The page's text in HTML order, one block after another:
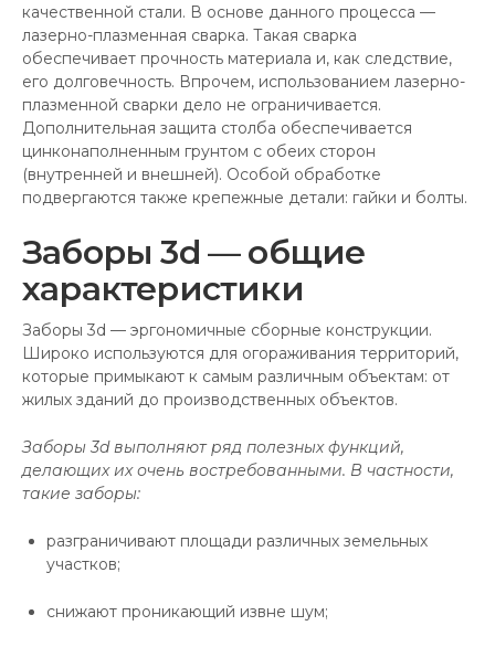
качественной стали. В основе данного процесса —
лазерно-плазменная сварка. Такая сварка
обеспечивает прочность материала и, как следствие,
его долговечность. Впрочем, использованием лазерно-
плазменной сварки дело не ограничивается.
Дополнительная защита столба обеспечивается
цинконаполненным грунтом с обеих сторон
(внутренней и внешней). Особой обработке
подвергаются также крепежные детали: гайки и болты.
Заборы 3d — общие
характеристики
Заборы 3d — эргономичные сборные конструкции.
Широко используются для огораживания территорий,
которые примыкают к самым различным объектам: от
жилых зданий до производственных объектов.
Заборы 3d выполняют ряд полезных функций,
делающих их очень востребованными. В частности,
такие заборы:
разграничивают площади различных земельных
участков;
снижают проникающий извне шум;